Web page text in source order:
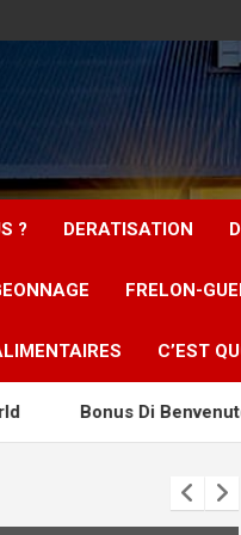
? DERATISATION
FRELON-
C’EST
Di Benvenuto SavaSpin